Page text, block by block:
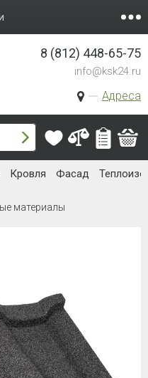
Адреса
8 (812) 448-65-75
info@ksk24.ru
Кровля Фасад
материалы